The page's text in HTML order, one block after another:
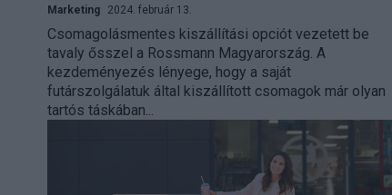
Marketing 2024. február 13.
Csomagolásmentes kiszállítási opciót vezetett be
tavaly ősszel a Rossmann Magyarország. A
kezdeményezés lényege, hogy a saját
futárszolgálatuk által kiszállított csomagok már olyan
tartós táskában...